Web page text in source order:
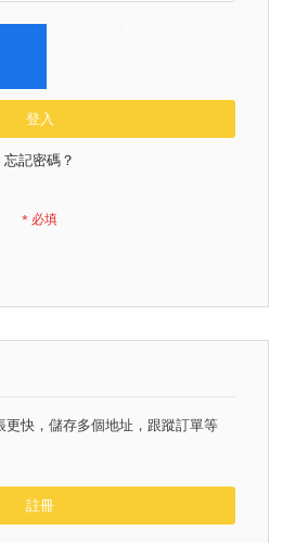
登入
忘記密碼？
更快，儲存多個地址，跟蹤訂單等
註冊